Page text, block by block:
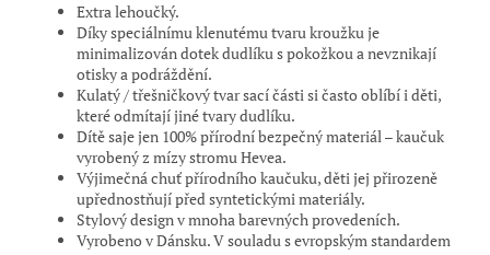
Extra lehoučký.
Díky speciálnímu klenutému tvaru kroužku je
minimalizován dotek dudlíku s pokožkou a nevznikají
otisky a podráždění.
Kulatý / třešničkový tvar sací části si často oblíbí i děti,
které odmítají jiné tvary dudlíku.
Dítě saje jen 100% přírodní bezpečný materiál – kaučuk
vyrobený z mízy stromu Hevea.
Výjimečná chuť přírodního kaučuku, děti jej přirozeně
upřednostňují před syntetickými materiály.
Stylový design v mnoha barevných provedeních.
Vyrobeno v Dánsku. V souladu s evropským standardem